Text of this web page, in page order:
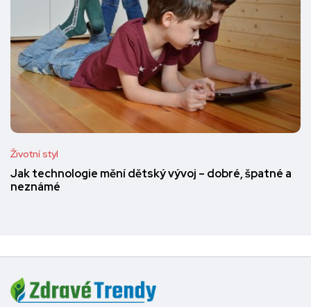
Životní styl
Jak technologie mění dětský vývoj – dobré, špatné a
neznámé